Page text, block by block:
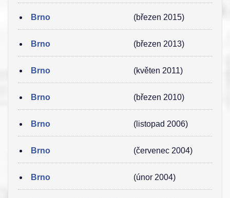
Brno (březen 2015)
Brno (březen 2013)
Brno (květen 2011)
Brno (březen 2010)
Brno (listopad 2006)
Brno (červenec 2004)
Brno (únor 2004)